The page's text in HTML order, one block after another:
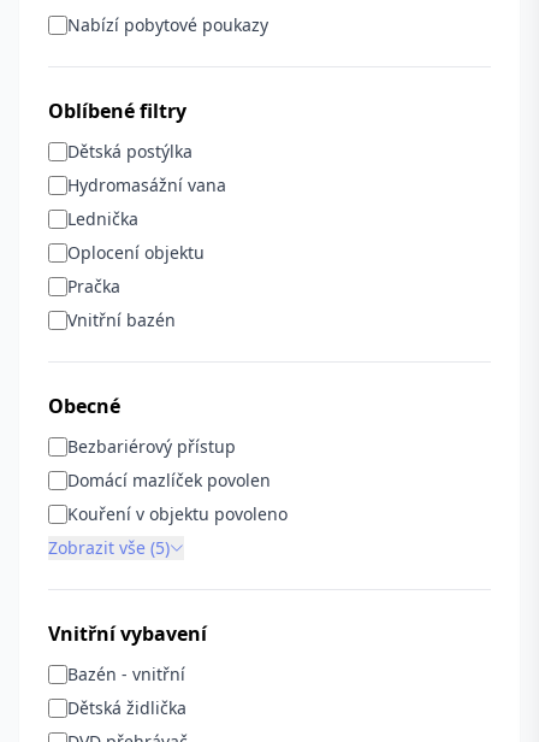
Nabízí pobytové poukazy
Oblíbené filtry
Dětská postýlka
Hydromasážní vana
Lednička
Oplocení objektu
Pračka
Vnitřní bazén
Obecné
Bezbariérový přístup
Domácí mazlíček povolen
Kouření v objektu povoleno
Zobrazit vše (5)
Vnitřní vybavení
Bazén - vnitřní
Dětská židlička